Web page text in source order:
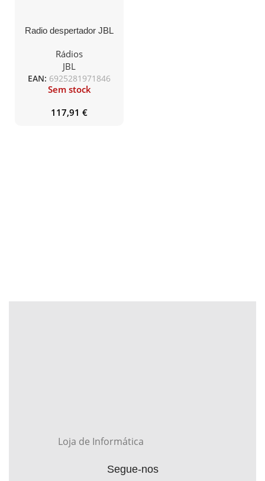
Radio despertador JBL
LED e rádio DAB / DAB
+ / FM – Black
Rádios
JBL
EAN: 6925281971846
Sem stock
117,91 €
Loja de Informática
Segue-nos